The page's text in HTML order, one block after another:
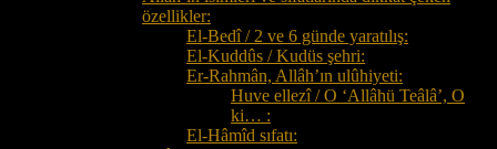
özellikler:
El-Bedî / 2 ve 6 günde yaratılış:
El-Kuddûs / Kudüs şehri:
Er-Rahmân, Allâh’ın ulûhiyeti:
Huve ellezî / O ‘Allâhü Teâlâ’, O
ki… :
El-Hâmîd sıfatı: